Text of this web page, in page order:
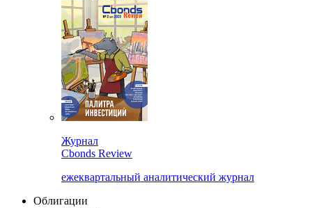
Журнал
Cbonds Review
ежеквартальный аналитический журнал
Облигации